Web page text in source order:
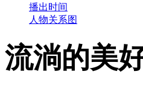
播出时间
人物关系图
流淌的美